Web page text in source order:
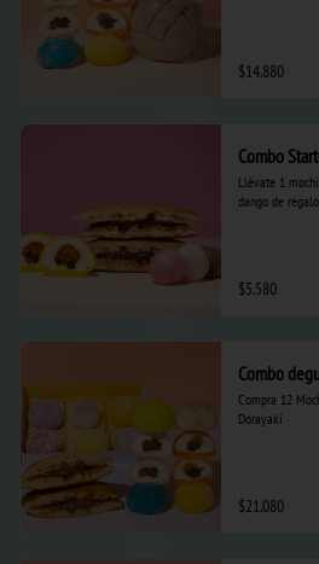
$14.880
Combo
Llévate 1
dango de
$5.580
Combo
Compra 12
Dorayaki
$21.080